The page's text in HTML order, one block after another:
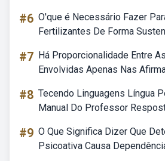
#6 O'que é Necessário Fazer
Fertilizantes De Forma
#7 Há Proporcionalidade Entre
Envolvidas Apenas Nas
#8 Tecendo Linguagens Língua
Manual Do Professor
#9 O Que Significa Dizer Que
Psicoativa Causa